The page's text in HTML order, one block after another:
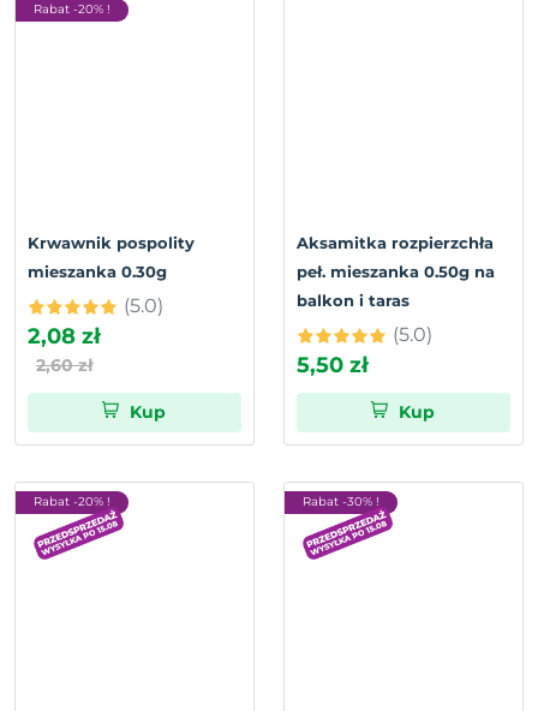
Rabat -20% !
Krwawnik pospolity
mieszanka 0.30g
(5.0)
2,08 zł
2,60 zł
Kup
Aksamitka rozpierzchła
peł. mieszanka 0.50g na
balkon i taras
(5.0)
5,50 zł
Kup
Rabat -20% ! Rabat -30% !